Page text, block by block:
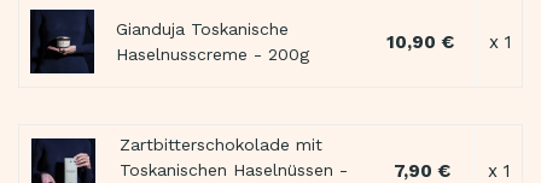
Gianduja Toskanische
Haselnusscreme - 200g
10,90 € x 1
Zartbitterschokolade mit
Toskanischen Haselnüssen -
7,90 € x 1